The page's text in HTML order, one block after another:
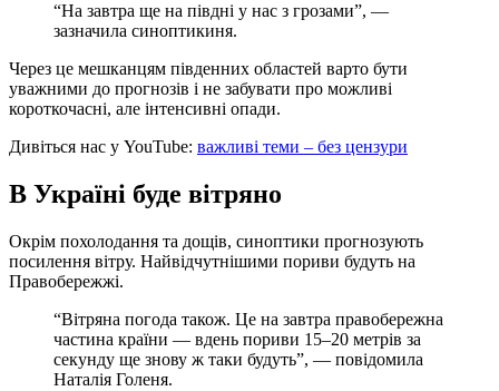
“На завтра ще на півдні у нас з грозами”, —
зазначила синоптикиня.
Через це мешканцям південних областей варто бути
уважними до прогнозів і не забувати про можливі
короткочасні, але інтенсивні опади.
Дивіться нас у YouTube: важливі теми – без цензури
В Україні буде вітряно
Окрім похолодання та дощів, синоптики прогнозують
посилення вітру. Найвідчутнішими пориви будуть на
Правобережжі.
“Вітряна погода також. Це на завтра правобережна
частина країни — вдень пориви 15–20 метрів за
секунду ще знову ж таки будуть”, — повідомила
Наталія Голеня.